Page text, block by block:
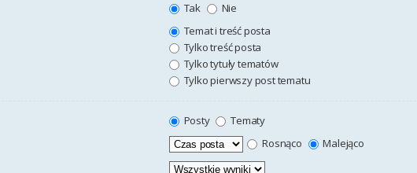
Tak
Nie
Temat i treść posta
Tylko treść posta
Tylko tytuły tematów
Tylko pierwszy post tematu
Posty
Tematy
Rosnąco
Malejąco